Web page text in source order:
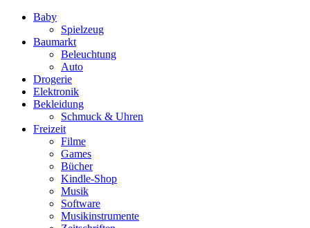
Baby
Spielzeug
Baumarkt
Beleuchtung
Auto
Drogerie
Elektronik
Bekleidung
Schmuck & Uhren
Freizeit
Filme
Games
Bücher
Kindle-Shop
Musik
Software
Musikinstrumente